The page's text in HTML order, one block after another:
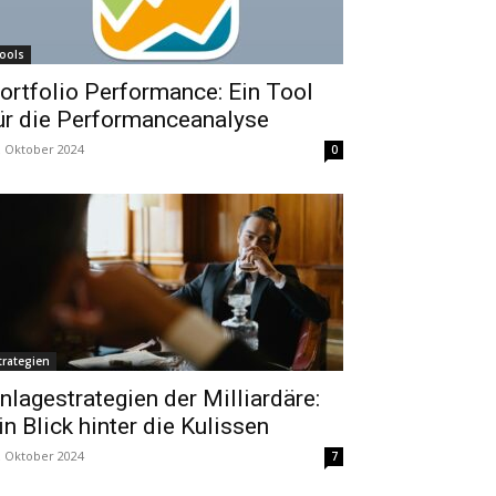
Performance: Ein Tool
die Performanceanalyse
Oktober 2024 0
der Milliardäre:
Blick hinter die Kulissen
Oktober 2024 7